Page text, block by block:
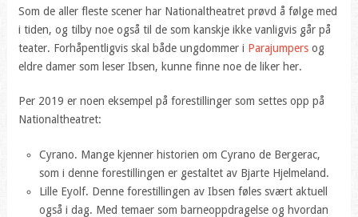
Som de aller fleste scener har Nationaltheatret prøvd å følge med
i tiden, og tilby noe også til de som kanskje ikke vanligvis går på
teater. Forhåpentligvis skal både ungdommer i Parajumpersog
eldre damer som leser Ibsen, kunne finne noe de liker her.
Per 2019 er noen eksempel på forestillinger som settes opp på
Nationaltheatret:
Cyrano. Mange kjenner historien om Cyrano de Bergerac,
som i denne forestillingen er gestaltet av Bjarte Hjelmeland.
Lille Eyolf. Denne forestillingen av Ibsen føles svært aktuell
også i dag. Med temaer som barneoppdragelse og hvordan